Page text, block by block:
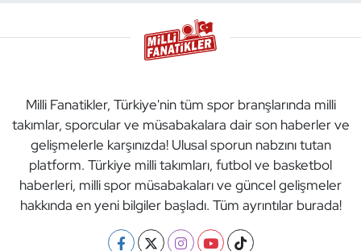
Milli Fanatikler, Türkiye'nin tüm spor branşlarında milli
takımlar, sporcular ve müsabakalara dair son haberler ve
gelişmelerle karşınızda! Ulusal sporun nabzını tutan
platform. Türkiye milli takımları, futbol ve basketbol
haberleri, milli spor müsabakaları ve güncel gelişmeler
hakkında en yeni bilgiler başladı. Tüm ayrıntılar burada!